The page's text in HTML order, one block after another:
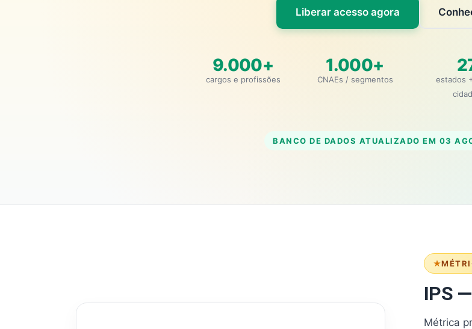
Liberar acesso agora
9.000+
cargos e profissões
1.000+
CNAEs / segmentos
estados
BANCO DE DADOS ATUALIZADO EM 03
IPS
Métrica